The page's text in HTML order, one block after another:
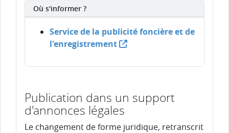
Où s'informer ?
Service de la publicité foncière et de
l'enregistrement
Publication dans un support
d'annonces légales
Le changement de forme juridique, retranscrit